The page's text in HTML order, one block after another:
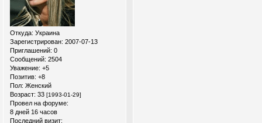
Откуда: Украина
Зарегистрирован: 2007-07-13
Приглашений: 0
Сообщений: 2504
Уважение: +5
Позитив: +8
Пол: Женский
Возраст: 33 [1993-01-29]
Провел на форуме:
8 дней 16 часов
Последний визит: